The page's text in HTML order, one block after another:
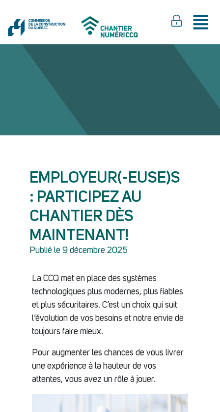
EMPLOYEUR(-EUSE)S
: PARTICIPEZ AU
CHANTIER DÈS
MAINTENANT!
Publié le 9 décembre 2025
La CCQ met en place des systèmes
technologiques plus modernes, plus fiables
et plus sécuritaires. C’est un choix qui suit
l’évolution de vos besoins et notre envie de
toujours faire mieux.
Pour augmenter les chances de vous livrer
une expérience à la hauteur de vos
attentes, vous avez un rôle à jouer.